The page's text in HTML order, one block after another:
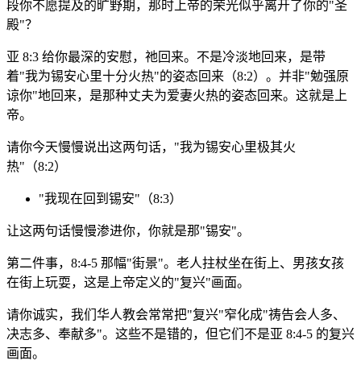
段你不愿提及的旷野期，那时上帝的荣光似乎离开了你的"圣
殿"？
亚 8:3 给你最深的安慰，祂回来。不是冷淡地回来，是带
着"我为锡安心里十分火热"的姿态回来（8:2）。并非"勉强原
谅你"地回来，是那种丈夫为爱妻火热的姿态回来。这就是上
帝。
请你今天慢慢说出这两句话，"我为锡安心里极其火
热"（8:2）
"我现在回到锡安"（8:3）
让这两句话慢慢渗进你，你就是那"锡安"。
第二件事，8:4-5 那幅"街景"。老人拄杖坐在街上、男孩女孩
在街上玩耍，这是上帝定义的"复兴"画面。
请你诚实，我们华人教会常常把"复兴"窄化成"祷告会人多、
决志多、奉献多"。这些不是错的，但它们不是亚 8:4-5 的复兴
画面。